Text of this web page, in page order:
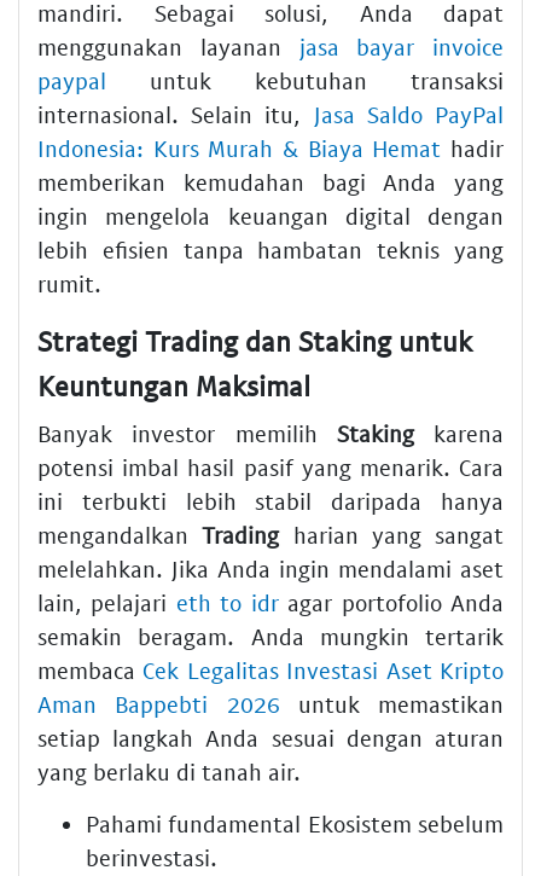
mandiri. Sebagai solusi, Anda dapat
menggunakan layanan jasa bayar invoice
paypal untuk kebutuhan transaksi
internasional. Selain itu, Jasa Saldo PayPal
Indonesia: Kurs Murah & Biaya Hemat hadir
memberikan kemudahan bagi Anda yang
ingin mengelola keuangan digital dengan
lebih efisien tanpa hambatan teknis yang
rumit.
Strategi Trading dan Staking untuk
Keuntungan Maksimal
Banyak investor memilih Stakingkarena
potensi imbal hasil pasif yang menarik. Cara
ini terbukti lebih stabil daripada hanya
mengandalkanTradingharian yang sangat
melelahkan. Jika Anda ingin mendalami aset
lain, pelajari eth to idragar portofolio Anda
semakin beragam. Anda mungkin tertarik
membaca Cek Legalitas Investasi Aset Kripto
Aman Bappebti 2026 untuk memastikan
setiap langkah Anda sesuai dengan aturan
yang berlaku di tanah air.
Pahami fundamental Ekosistem sebelum
berinvestasi.